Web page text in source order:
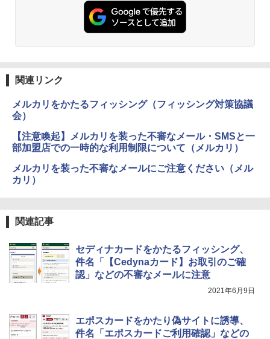
関連リンク
メルカリをかたるフィッシング（フィッシング対策協議
会）
【注意喚起】メルカリを装った不審なメール・SMSと一
部加盟店での一時的な利用制限について（メルカリ）
メルカリを装った不審なメールにご注意ください（メル
カリ）
関連記事
セディナカードをかたるフィッシング、
件名「【Cedynaカード】お取引のご確
認」などの不審なメールに注意
2021年6月9日
エポスカードをかたり偽サイトに誘導、
件名「エポスカードご利用確認」などの